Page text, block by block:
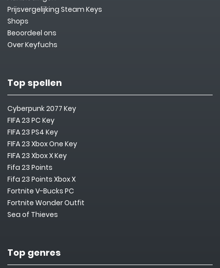
Prijsvergelijking Steam Keys
Shops
Beoordeel ons
Over Keyfuchs
Top spellen
Cyberpunk 2077 Key
FIFA 23 PC Key
FIFA 23 PS4 Key
FIFA 23 Xbox One Key
FIFA 23 Xbox X Key
Fifa 23 Points
Fifa 23 Points Xbox X
Fortnite V-Bucks PC
Fortnite Wonder Outfit
Sea of Thieves
Top genres